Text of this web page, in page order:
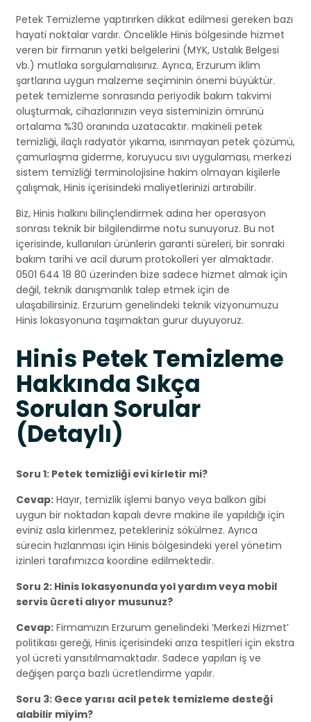
Petek Temizleme yaptırırken dikkat edilmesi gereken bazı
hayati noktalar vardır. Öncelikle Hinis bölgesinde hizmet
veren bir firmanın yetki belgelerini (MYK, Ustalık Belgesi
vb.) mutlaka sorgulamalısınız. Ayrıca, Erzurum iklim
şartlarına uygun malzeme seçiminin önemi büyüktür.
petek temizleme sonrasında periyodik bakım takvimi
oluşturmak, cihazlarınızın veya sisteminizin ömrünü
ortalama %30 oranında uzatacaktır. makineli petek
temizliği, ilaçlı radyatör yıkama, ısınmayan petek çözümü,
çamurlaşma giderme, koruyucu sıvı uygulaması, merkezi
sistem temizliği terminolojisine hakim olmayan kişilerle
çalışmak, Hinis içerisindeki maliyetlerinizi artırabilir.
Biz, Hinis halkını bilinçlendirmek adına her operasyon
sonrası teknik bir bilgilendirme notu sunuyoruz. Bu not
içerisinde, kullanılan ürünlerin garanti süreleri, bir sonraki
bakım tarihi ve acil durum protokolleri yer almaktadır.
0501 644 18 80 üzerinden bize sadece hizmet almak için
değil, teknik danışmanlık talep etmek için de
ulaşabilirsiniz. Erzurum genelindeki teknik vizyonumuzu
Hinis lokasyonuna taşımaktan gurur duyuyoruz.
Hinis Petek Temizleme
Hakkında Sıkça
Sorulan Sorular
(Detaylı)
Soru 1: Petek temizliği evi kirletir mi?
Cevap: Hayır, temizlik işlemi banyo veya balkon gibi
uygun bir noktadan kapalı devre makine ile yapıldığı için
eviniz asla kirlenmez, petekleriniz sökülmez. Ayrıca
sürecin hızlanması için Hinis bölgesindeki yerel yönetim
izinleri tarafımızca koordine edilmektedir.
Soru 2: Hinis lokasyonunda yol yardım veya mobil
servis ücreti alıyor musunuz?
Cevap: Firmamızın Erzurum genelindeki ‘Merkezi Hizmet’
politikası gereği, Hinis içerisindeki arıza tespitleri için ekstra
yol ücreti yansıtılmamaktadır. Sadece yapılan iş ve
değişen parça bazlı ücretlendirme yapılır.
Soru 3: Gece yarısı acil petek temizleme desteği
alabilir miyim?